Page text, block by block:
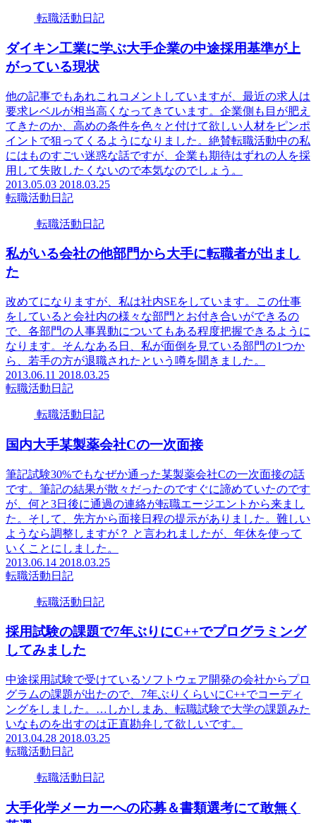
転職活動日記
ダイキン工業に学ぶ大手企業の中途採用基準が上
がっている現状
他の記事でもあれこれコメントしていますが、最近の求人は
要求レベルが相当高くなってきています。企業側も目が肥え
てきたのか、高めの条件を色々と付けて欲しい人材をピンポ
イントで狙ってくるようになりました。絶賛転職活動中の私
にはものすごい迷惑な話ですが、企業も期待はずれの人を採
用して失敗したくないので本気なのでしょう。
2013.05.03 2018.03.25
転職活動日記
転職活動日記
私がいる会社の他部門から大手に転職者が出まし
た
改めてになりますが、私は社内SEをしています。この仕事
をしていると会社内の様々な部門とお付き合いができるの
で、各部門の人事異動についてもある程度把握できるように
なります。そんなある日、私が面倒を見ている部門の1つか
ら、若手の方が退職されたという噂を聞きました。
2013.06.11 2018.03.25
転職活動日記
転職活動日記
国内大手某製薬会社Cの一次面接
筆記試験30%でもなぜか通った某製薬会社Cの一次面接の話
です。筆記の結果が散々だったのですぐに諦めていたのです
が、何と3日後に通過の連絡が転職エージエントから来まし
た。そして、先方から面接日程の提示がありました。難しい
ようなら調整しますが？ と言われましたが、年休を使って
いくことにしました。
2013.06.14 2018.03.25
転職活動日記
転職活動日記
採用試験の課題で7年ぶりにC++でプログラミング
してみました
中途採用試験で受けているソフトウェア開発の会社からプロ
グラムの課題が出たので、7年ぶりくらいにC++でコーディ
ングをしました。…しかしまあ、転職試験で大学の課題みた
いなものを出すのは正直勘弁して欲しいです。
2013.04.28 2018.03.25
転職活動日記
転職活動日記
大手化学メーカーへの応募＆書類選考にて敢無く